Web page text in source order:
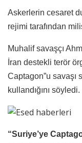
Askerlerin cesaret
rejimi tarafından
Muhalif savaşçı
İran destekli terör
Captagon”u savaşı
kullandığını söyledi.
“Suriye’ye